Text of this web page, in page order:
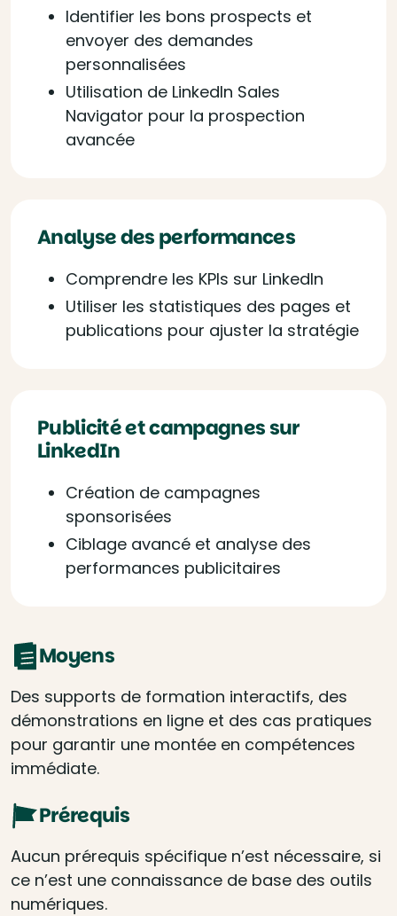
Identifier les bons prospects et
envoyer des demandes
personnalisées
Utilisation de LinkedIn Sales
Navigator pour la prospection
avancée
Analyse des performances
Comprendre les KPIs sur LinkedIn
Utiliser les statistiques des pages et
publications pour ajuster la stratégie
Publicité et campagnes sur
LinkedIn
Création de campagnes
sponsorisées
Ciblage avancé et analyse des
performances publicitaires
Moyens
Des supports de formation interactifs, des
démonstrations en ligne et des cas pratiques
pour garantir une montée en compétences
immédiate.
Prérequis
Aucun prérequis spécifique n’est nécessaire, si
ce n’est une connaissance de base des outils
numériques.